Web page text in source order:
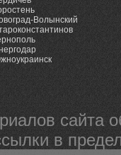
Волынский
сайта
в